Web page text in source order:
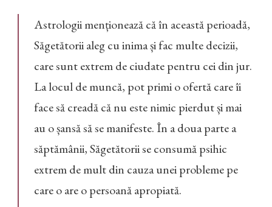
Astrologii menționează că în această perioadă,
Săgetătorii aleg cu inima și fac multe decizii,
care sunt extrem de ciudate pentru cei din jur.
La locul de muncă, pot primi o ofertă care îi
face să creadă că nu este nimic pierdut și mai
au o șansă să se manifeste. În a doua parte a
săptămânii, Săgetătorii se consumă psihic
extrem de mult din cauza unei probleme pe
care o are o persoană apropiată.